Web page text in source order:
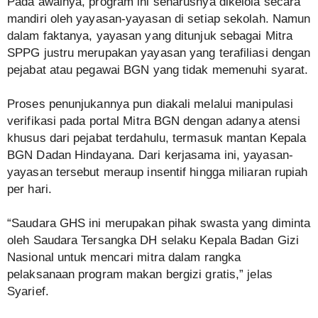
mandiri oleh yayasan-yayasan di setiap sekolah. Namun
dalam faktanya, yayasan yang ditunjuk sebagai Mitra
SPPG justru merupakan yayasan yang terafiliasi dengan
pejabat atau pegawai BGN yang tidak memenuhi syarat.
Proses penunjukannya pun diakali melalui manipulasi
verifikasi pada portal Mitra BGN dengan adanya atensi
khusus dari pejabat terdahulu, termasuk mantan Kepala
BGN Dadan Hindayana. Dari kerjasama ini, yayasan-
yayasan tersebut meraup insentif hingga miliaran rupiah
per hari.
“Saudara GHS ini merupakan pihak swasta yang diminta
oleh Saudara Tersangka DH selaku Kepala Badan Gizi
Nasional untuk mencari mitra dalam rangka
pelaksanaan program makan bergizi gratis,” jelas
Syarief.